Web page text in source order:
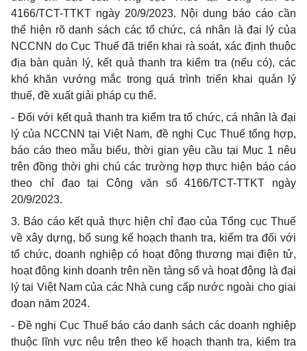
4166/TCT-TTKT ngày 20/9/2023. Nội dung báo cáo cần
thể hiện rõ danh sách các tổ chức, cá nhân là đại lý của
NCCNN do Cục Thuế đã triển khai rà soát, xác định thuộc
địa bàn quản lý, kết quả thanh tra kiểm tra (nếu có), các
khó khăn vướng mắc trong quá trình triển khai quản lý
thuế, đề xuất giải pháp cụ thể.
- Đối với kết quả thanh tra kiểm tra tổ chức, cá nhân là đại
lý của NCCNN tại Việt Nam, đề nghị Cục Thuế tổng hợp,
báo cáo theo mẫu biểu, thời gian yêu cầu tại Mục 1 nêu
trên đồng thời ghi chú các trường hợp thực hiện báo cáo
theo chỉ đạo tại Công văn số 4166/TCT-TTKT ngày
20/9/2023.
3. Báo cáo kết quả thực hiện chỉ đạo của Tổng cục Thuế
về xây dựng, bổ sung kế hoạch thanh tra, kiểm tra đối với
tổ chức, doanh nghiệp có hoạt động thương mại điện tử,
hoạt động kinh doanh trên nền tảng số và hoạt động là đại
lý tại Việt Nam của các Nhà cung cấp nước ngoài cho giai
đoạn năm 2024.
- Đề nghị Cục Thuế báo cáo danh sách các doanh nghiệp
thuộc lĩnh vực nêu trên theo kế hoạch thanh tra, kiểm tra